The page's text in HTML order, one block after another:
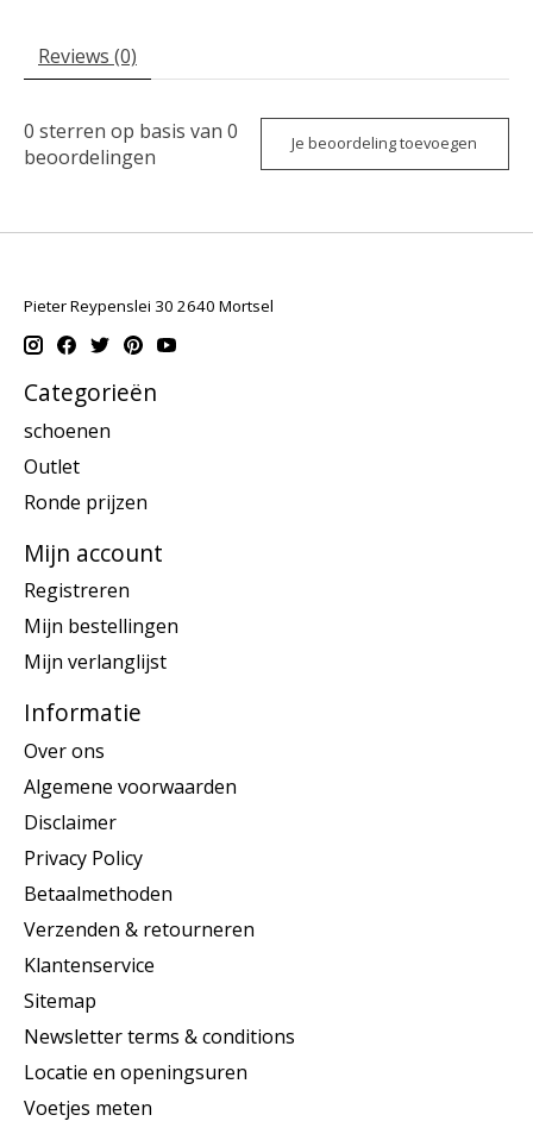
Reviews (0)
0 sterren op basis van 0
beoordelingen
Je beoordeling toevoegen
Pieter Reypenslei 30 2640 Mortsel
Categorieën
schoenen
Outlet
Ronde prijzen
Mijn account
Registreren
Mijn bestellingen
Mijn verlanglijst
Informatie
Over ons
Algemene voorwaarden
Disclaimer
Privacy Policy
Betaalmethoden
Verzenden & retourneren
Klantenservice
Sitemap
Newsletter terms & conditions
Locatie en openingsuren
Voetjes meten